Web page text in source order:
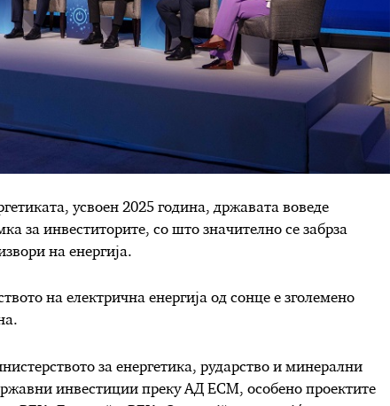
усвоен 2025 година, државата воведе
за инвеститорите, со што значително се забрза
на енергија.
на електрична енергија од сонце е зголемено
за енергетика, рударство и минерални
инвестиции преку АД ЕСМ, особено проектите